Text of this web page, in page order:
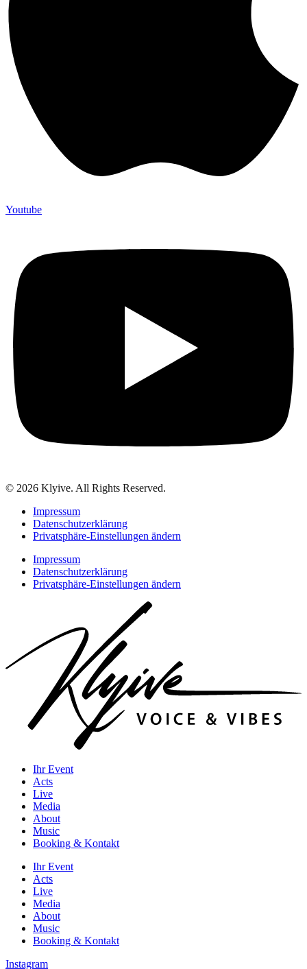
Youtube
© 2026 Klyive. All Rights Reserved.
Impressum
Datenschutzerklärung
Privatsphäre-Einstellungen ändern
Impressum
Datenschutzerklärung
Privatsphäre-Einstellungen ändern
Ihr Event
Acts
Live
Media
About
Music
Booking & Kontakt
Ihr Event
Acts
Live
Media
About
Music
Booking & Kontakt
Instagram